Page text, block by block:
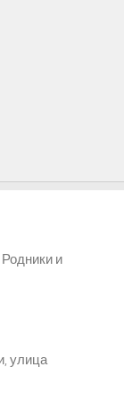
и
улица